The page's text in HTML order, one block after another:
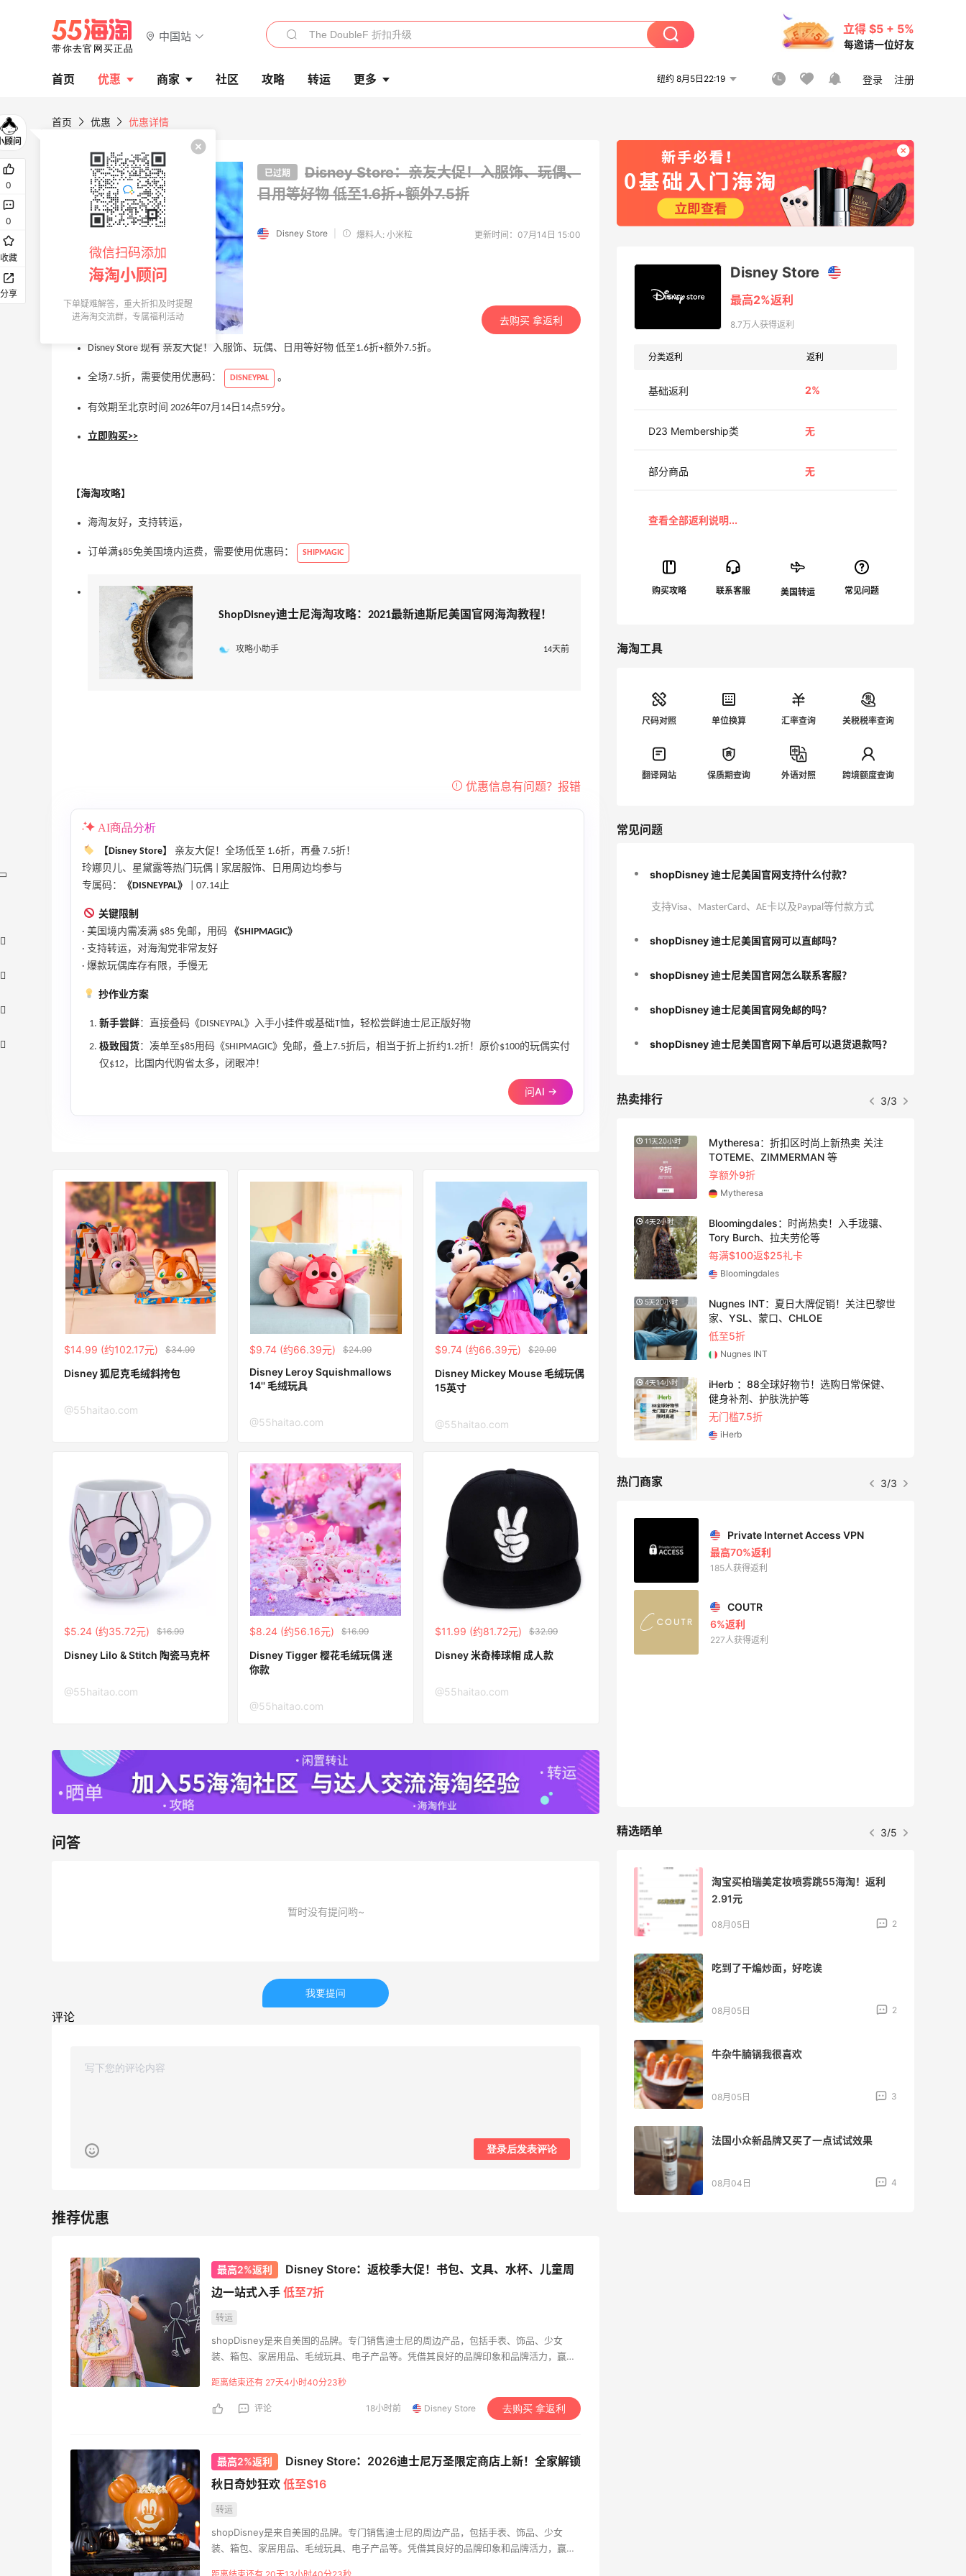
中国站
立得 $5 + 5%
每邀请一位好友
首页 优惠 商家 社区 攻略 转运 更多 纽约 8月5日22:19 登录 注册
首页 优惠 优惠详情
已过期
Disney Store：亲友大促！入服饰、玩偶、
日用等好物低至1.6折+额外7.5折
Disney Store 爆料人: 小米粒 更新时间：07月14日 15:00
去购买 拿返利
Disney Store 现有 亲友大促！入服饰、玩偶、日用等好物 低至1.6折+额外7.5折。
全场7.5折，需要使用优惠码： DISNEYPAL 。
有效期至北京时间 2026年07月14日14点59分。
立即购买>>
【海淘攻略】
海淘友好，支持转运，
订单满$85免美国境内运费，需要使用优惠码： SHIPMAGIC
ShopDisney迪士尼海淘攻略：2021最新迪斯尼美国官网海淘教程！
攻略小助手 14天前
AI商品分析
【Disney Store】
亲友大促！全场低至 1.6折，再叠 7.5折！
玲娜贝儿、星黛露等热门玩偶 | 家居服饰、日用周边均参与
专属码：
《DISNEYPAL》 | 07.14止
关键限制
· 美国境内需凑满 $85 免邮，用码
《SHIPMAGIC》
· 支持转运，对海淘党非常友好
· 爆款玩偶库存有限，手慢无
抄作业方案
新手尝鲜：直接叠码《DISNEYPAL》入手小挂件或基础T恤，轻松尝鲜迪士尼正版好物
极致囤货：凑单至$85用码《SHIPMAGIC》免邮，叠上7.5折后，相当于折上折约1.2折！原价$100的玩偶实付
仅$12，比国内代购省太多，闭眼冲！
问AI →
$14.99 (约102.17元) $34.99
Disney 狐尼克毛绒斜挎包
@55haitao.com
$9.74 (约66.39元) $24.99
Disney Leroy Squishmallows
14'' 毛绒玩具
@55haitao.com
$9.74 (约66.39元) $29.99
Disney Mickey Mouse 毛绒玩偶
15英寸
@55haitao.com
$5.24 (约35.72元) $16.99
Disney Lilo & Stitch 陶瓷马克杯
@55haitao.com
$8.24 (约56.16元) $16.99
Disney Tigger 樱花毛绒玩偶 迷
你款
@55haitao.com
$11.99 (约81.72元) $32.99
Disney 米奇棒球帽 成人款
@55haitao.com
问答
暂时没有提问哟~
我要提问
评论
登录后发表评论
最高2%返利
Disney Store：返校季大促！书包、文具、水杯、儿童周
边一站式入手 低至7折
转运
shopDisney是来自美国的品牌。专门销售迪士尼的周边产品，包括手表、饰品、少女
装、箱包、家居用品、毛绒玩具、电子产品等。凭借其良好的品牌印象和品牌活力，赢得
大小朋友们的喜爱。
距离结束还有 27天4小时40分22秒
评论 18小时前 Disney Store 去购买 拿返利
最高2%返利
Disney Store：2026迪士尼万圣限定商店上新！全家解锁
秋日奇妙狂欢 低至$16
转运
shopDisney是来自美国的品牌。专门销售迪士尼的周边产品，包括手表、饰品、少女
装、箱包、家居用品、毛绒玩具、电子产品等。凭借其良好的品牌印象和品牌活力，赢得
Disney Store
最高2%返利
8.7万人获得返利
分类返利 返利
基础返利 2%
D23 Membership类 无
部分商品 无
美国转运
海淘工具
尺码对照 单位换算 汇率查询 关税税率查询
翻译网站 保质期查询 外语对照 跨境额度查询
常见问题
shopDisney 迪士尼美国官网支持什么付款？
支持Visa、MasterCard、AE卡以及Paypal等付款方式
shopDisney 迪士尼美国官网可以直邮吗？
shopDisney 迪士尼美国官网怎么联系客服？
shopDisney 迪士尼美国官网免邮的吗？
shopDisney 迪士尼美国官网下单后可以退货退款吗？
热卖排行 3/3
Diesel AU
4天14小时
adidas HK：精选正价产品促销！入球
衣、金属银跆拳道鞋等
2件8折 叠加满HK$1800-100
adidas HK
10天14小时
Eraldo：折扣区服饰鞋包清仓 选购巴黎世
低至5折
Eraldo
Maje US：限时闪促！入手明星同款服饰
精选低至2折
Little Spoon：全品类婴童食品特惠！科学
守护宝宝每一步成长
首单享5折
Little Spoon
LIU JO ES：意大利小众轻奢品牌！精选服
饰、包袋、鞋履 夏日大促
低至5折
LIU JO ES
LN-CC：限时大促！入手 Ganni、Acne、
11天20小时
Mytheresa：折扣区时尚上新热卖 关注
TOTEME、ZIMMERMAN 等
享额外9折
Mytheresa
4天2小时
Bloomingdales：时尚热卖！入手珑骧、
Tory Burch、拉夫劳伦等
每满$100返$25礼卡
Bloomingdales
5天20小时
Nugnes INT：夏日大牌促销！关注巴黎世
家、YSL、蒙口、CHLOE
低至5折
Nugnes INT
4天14小时
iHerb ：88全球好物节！选购日常保健、
健身补剂、护肤洗护等
无门槛7.5折
iHerb
热门商家 3/3
Mac Duggal
最高2%返利
5992人成功下单
Biōkreativ
53人获得返利
最高2%返利
Matte Collection
最高3%返利
510人获得返利
ERGO Baby
4%返利
62人获得返利
Belly Bandit
4%返利
42人获得返利
最高10%返利
RFM Denim
85人获得返利
Private Internet Access VPN
最高70%返利
185人获得返利
COUTR
6%返利
227人获得返利
精选晒单 3/5
1
兰蔻粉金管新色212哪个网站可以海淘？
淘宝买柏瑞美定妆喷雾跳55海淘！返利
2.91元
08月05日 2
吃到了干煸炒面，好吃诶
08月05日 2
牛杂牛腩锅我很喜欢
08月05日 3
法国小众新品牌又买了一点试试效果
08月04日 4
0
0
收藏
分享
微信扫码添加
海淘小顾问
下单疑难解答，重大折扣及时提醒
进海淘交流群，专属福利活动